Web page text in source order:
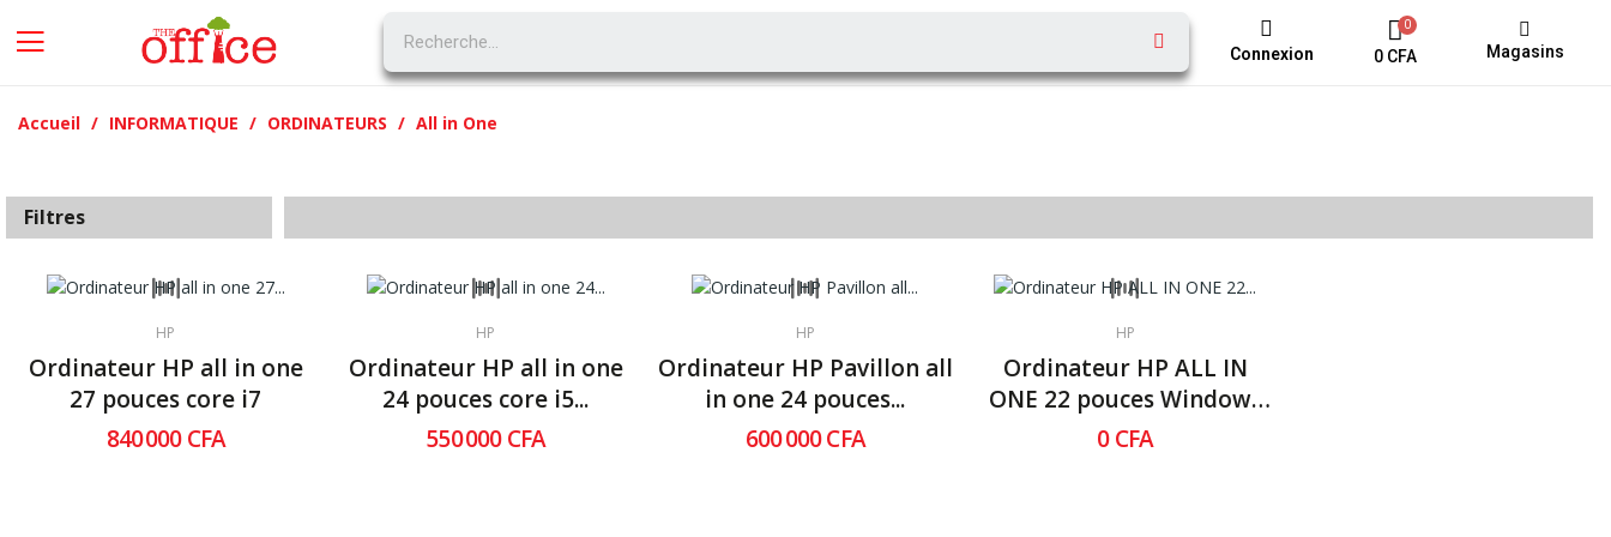
Connexion 0 CFA Magasins
Accueil INFORMATIQUE ORDINATEURS All in One
Filtres
HP
Ordinateur HP all in one
27 pouces core i7
840 000 CFA
HP
Ordinateur HP all in one
24 pouces core i5...
550 000 CFA
HP
Ordinateur HP Pavillon all
in one 24 pouces...
600 000 CFA
HP
Ordinateur HP ALL IN
ONE 22 pouces Windows
10 home
0 CFA